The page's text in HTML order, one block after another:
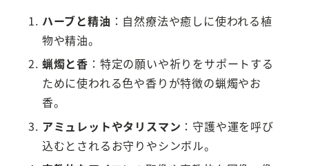
ハーブと精油 ：自然療法や癒しに使われる植
物や精油。
蝋燭と香 ：特定の願いや祈りをサポートする
ために使われる色や香りが特徴の蝋燭やお
香。
アミュレットやタリスマン ：守護や運を呼び
込むとされるお守りやシンボル。